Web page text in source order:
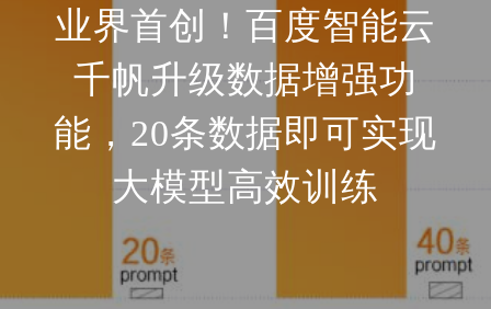
业界首创！百度智能云
千帆升级数据增强功
能，20条数据即可实现
大模型高效训练